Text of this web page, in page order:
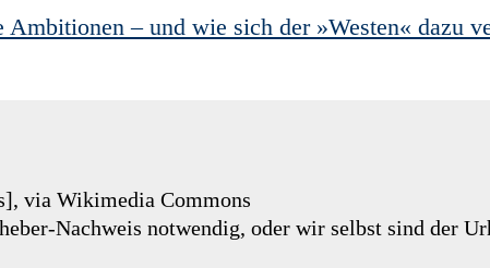
– und wie sich der »Westen« dazu
via Wikimedia Commons
Nachweis notwendig, oder wir selbst sind der